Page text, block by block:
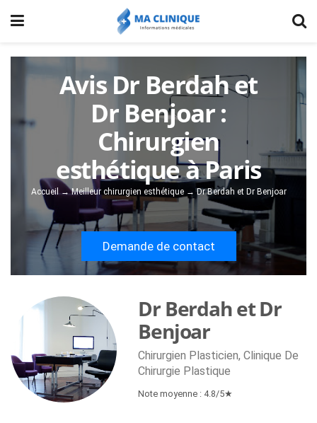
Avis Dr Berdah et
Dr Benjoar :
Chirurgien
esthétique à Paris
Accueil→Meilleur chirurgien esthétique→Dr Berdah et Dr Benjoar
Demande de contact
Dr Berdah et Dr
Benjoar
Chirurgien Plasticien, Clinique De
Chirurgie Plastique
Note moyenne : 4.8/5★